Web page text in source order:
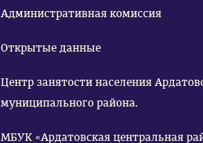
Административная комиссия
Открытые данные
Центр занятости населения
муниципального района.
МБУК «Ардатовская центральная